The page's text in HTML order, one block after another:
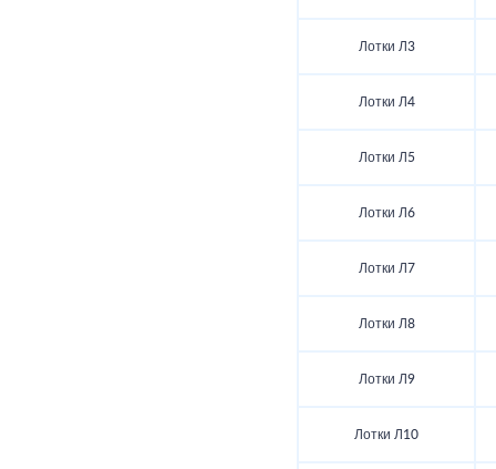
Лотки Л3
Лотки Л4
Лотки Л5
Лотки Л6
Лотки Л7
Лотки Л8
Лотки Л9
Лотки Л10